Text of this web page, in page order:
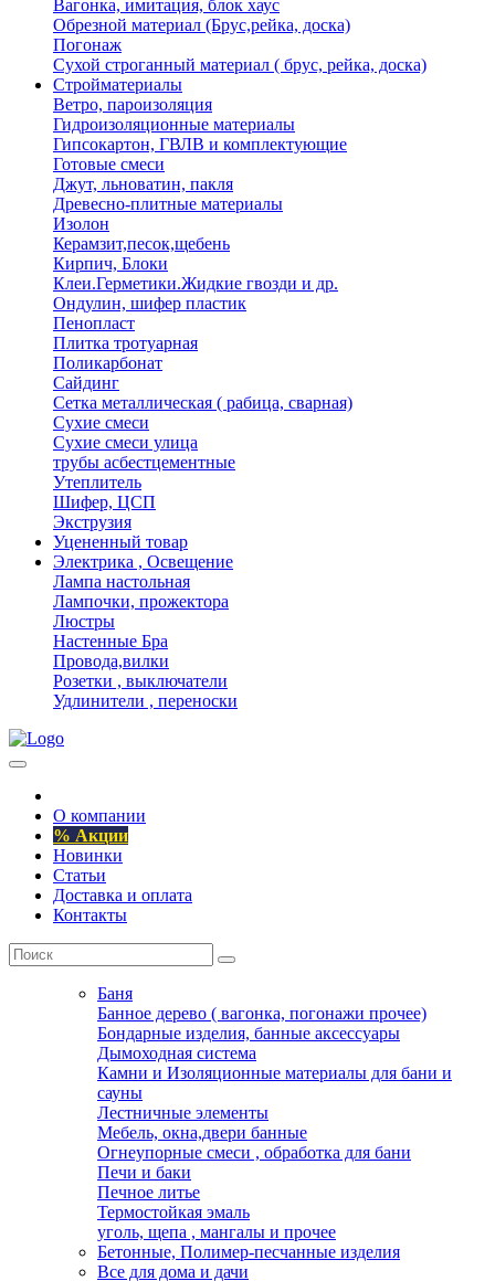
Вагонка, имитация, блок хаус
Обрезной материал (Брус,рейка, доска)
Погонаж
Сухой строганный материал ( брус, рейка, доска)
Стройматериалы
Ветро, пароизоляция
Гидроизоляционные материалы
Гипсокартон, ГВЛВ и комплектующие
Готовые смеси
Джут, льноватин, пакля
Древесно-плитные материалы
Изолон
Керамзит,песок,щебень
Кирпич, Блоки
Клеи.Герметики.Жидкие гвозди и др.
Ондулин, шифер пластик
Пенопласт
Плитка тротуарная
Поликарбонат
Сайдинг
Сетка металлическая ( рабица, сварная)
Сухие смеси
Сухие смеси улица
трубы асбестцементные
Утеплитель
Шифер, ЦСП
Экструзия
Уцененный товар
Электрика , Освещение
Лампа настольная
Лампочки, прожектора
Люстры
Настенные Бра
Провода,вилки
Розетки , выключатели
Удлинители , переноски
О компании
% Акции
Новинки
Статьи
Доставка и оплата
Контакты
Баня
Банное дерево ( вагонка, погонажи прочее)
Бондарные изделия, банные аксессуары
Дымоходная система
Камни и Изоляционные материалы для бани и
сауны
Лестничные элементы
Мебель, окна,двери банные
Огнеупорные смеси , обработка для бани
Печи и баки
Печное литье
Термостойкая эмаль
уголь, щепа , мангалы и прочее
Бетонные, Полимер-песчанные изделия
Все для дома и дачи